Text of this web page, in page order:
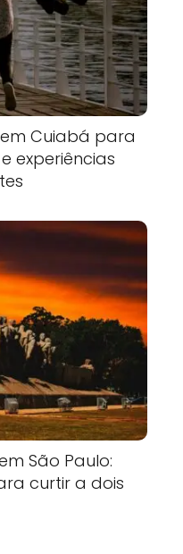
Cuiabá para
experiências
São Paulo:
curtir a dois